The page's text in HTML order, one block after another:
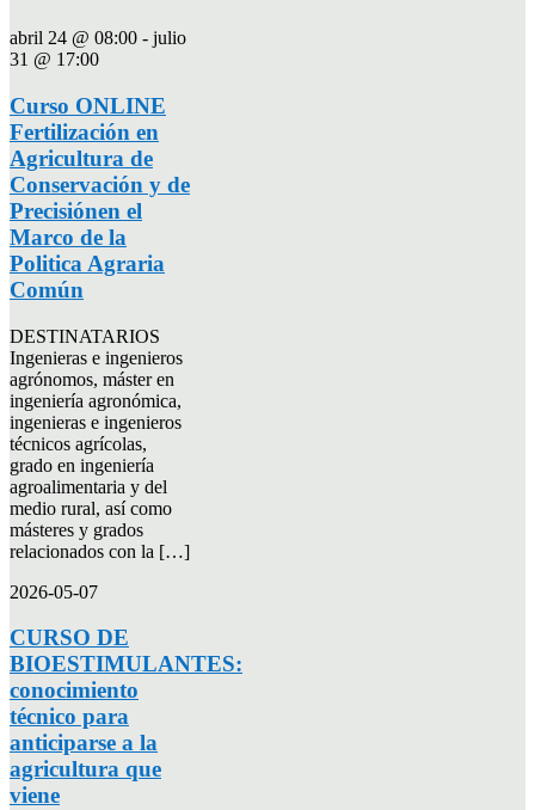
abril 24 @ 08:00 - julio
31 @ 17:00
Curso ONLINE
Fertilización en
Agricultura de
Conservación y de
Precisiónen el
Marco de la
Politica Agraria
Común
DESTINATARIOS
Ingenieras e ingenieros
agrónomos, máster en
ingeniería agronómica,
ingenieras e ingenieros
técnicos agrícolas,
grado en ingeniería
agroalimentaria y del
medio rural, así como
másteres y grados
relacionados con la […]
2026-05-07
CURSO DE
BIOESTIMULANTES:
conocimiento
técnico para
anticiparse a la
agricultura que
viene